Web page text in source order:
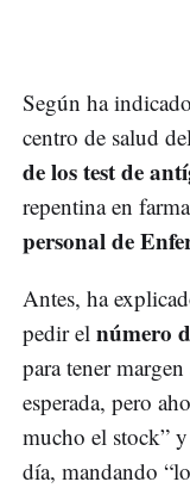
Según ha
centro de salud
de los test de
repentina en
personal de
Antes, ha
pedir el número
para tener
esperada, pero
mucho el stock”
día, mandando